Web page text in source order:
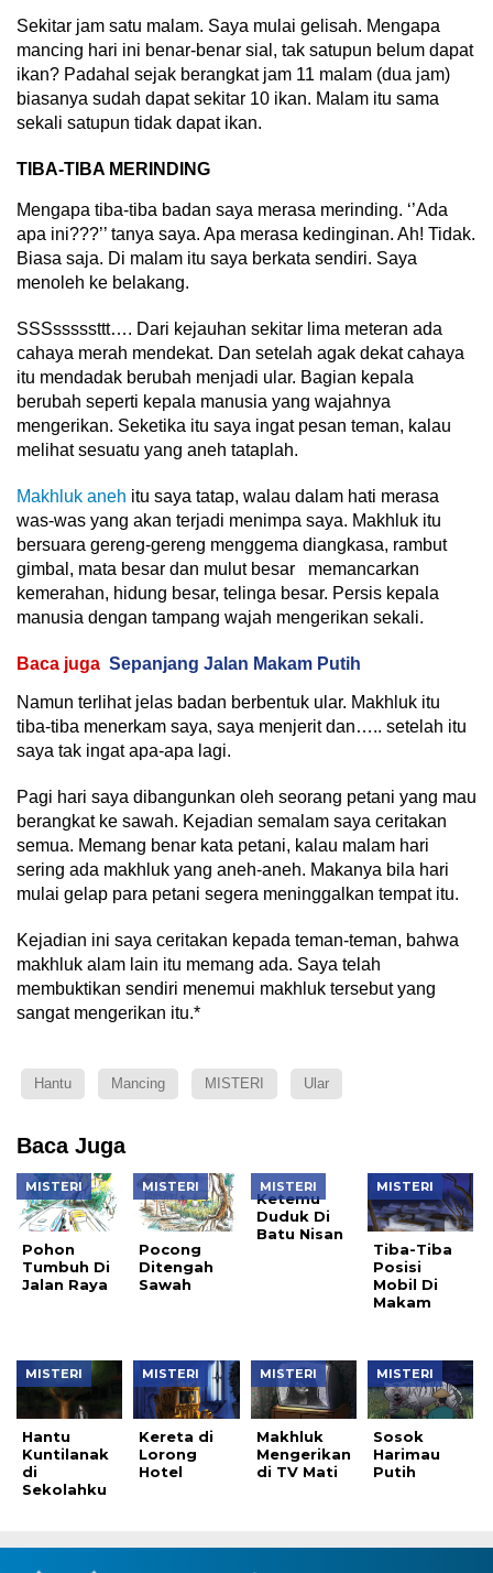
Sekitar jam satu malam. Saya mulai gelisah. Mengapa
mancing hari ini benar-benar sial, tak satupun belum dapat
ikan? Padahal sejak berangkat jam 11 malam (dua jam)
biasanya sudah dapat sekitar 10 ikan. Malam itu sama
sekali satupun tidak dapat ikan.
TIBA-TIBA MERINDING
Mengapa tiba-tiba badan saya merasa merinding. ‘’Ada
apa ini???’’ tanya saya. Apa merasa kedinginan. Ah! Tidak.
Biasa saja. Di malam itu saya berkata sendiri. Saya
menoleh ke belakang.
SSSsssssttt…. Dari kejauhan sekitar lima meteran ada
cahaya merah mendekat. Dan setelah agak dekat cahaya
itu mendadak berubah menjadi ular. Bagian kepala
berubah seperti kepala manusia yang wajahnya
mengerikan. Seketika itu saya ingat pesan teman, kalau
melihat sesuatu yang aneh tataplah.
Makhluk aneh itu saya tatap, walau dalam hati merasa
was-was yang akan terjadi menimpa saya. Makhluk itu
bersuara gereng-gereng menggema diangkasa, rambut
gimbal, mata besar dan mulut besar memancarkan
kemerahan, hidung besar, telinga besar. Persis kepala
manusia dengan tampang wajah mengerikan sekali.
Baca juga Sepanjang Jalan Makam Putih
Namun terlihat jelas badan berbentuk ular. Makhluk itu
tiba-tiba menerkam saya, saya menjerit dan….. setelah itu
saya tak ingat apa-apa lagi.
Pagi hari saya dibangunkan oleh seorang petani yang mau
berangkat ke sawah. Kejadian semalam saya ceritakan
semua. Memang benar kata petani, kalau malam hari
sering ada makhluk yang aneh-aneh. Makanya bila hari
mulai gelap para petani segera meninggalkan tempat itu.
Kejadian ini saya ceritakan kepada teman-teman, bahwa
makhluk alam lain itu memang ada. Saya telah
membuktikan sendiri menemui makhluk tersebut yang
sangat mengerikan itu.*
Hantu Mancing MISTERI Ular
Baca Juga
MISTERI
Pohon
Tumbuh Di
Jalan Raya
MISTERI
Pocong
Ditengah
Sawah
MISTERI
Ketemu
Duduk Di
Batu Nisan
MISTERI
Tiba-Tiba
Posisi
Mobil Di
Makam
MISTERI
Hantu
Kuntilanak
di
Sekolahku
MISTERI
Kereta di
Lorong
Hotel
MISTERI
Makhluk
Mengerikan
di TV Mati
MISTERI
Sosok
Harimau
Putih